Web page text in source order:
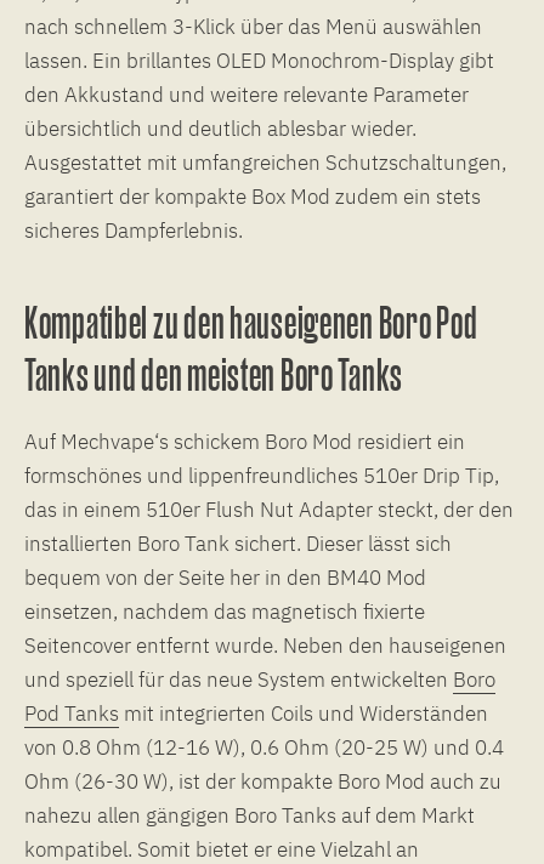
nach schnellem 3-Klick über das Menü auswählen
lassen. Ein brillantes OLED Monochrom-Display gibt
den Akkustand und weitere relevante Parameter
übersichtlich und deutlich ablesbar wieder.
Ausgestattet mit umfangreichen Schutzschaltungen,
garantiert der kompakte Box Mod zudem ein stets
sicheres Dampferlebnis.
Kompatibel zu den hauseigenen Boro Pod
Tanks und den meisten Boro Tanks
Auf Mechvape‘s schickem Boro Mod residiert ein
formschönes und lippenfreundliches 510er Drip Tip,
das in einem 510er Flush Nut Adapter steckt, der den
installierten Boro Tank sichert. Dieser lässt sich
bequem von der Seite her in den BM40 Mod
einsetzen, nachdem das magnetisch fixierte
Seitencover entfernt wurde. Neben den hauseigenen
und speziell für das neue System entwickelten Boro
Pod Tanks mit integrierten Coils und Widerständen
von 0.8 Ohm (12-16 W), 0.6 Ohm (20-25 W) und 0.4
Ohm (26-30 W), ist der kompakte Boro Mod auch zu
nahezu allen gängigen Boro Tanks auf dem Markt
kompatibel. Somit bietet er eine Vielzahl an